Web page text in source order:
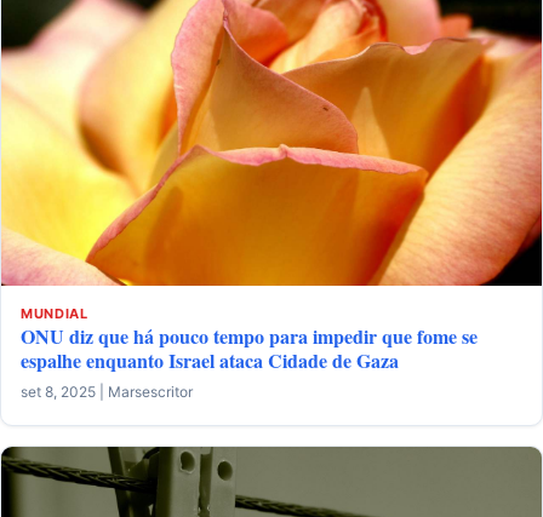
MUNDIAL
ONU diz que há pouco tempo para impedir que fome se
espalhe enquanto Israel ataca Cidade de Gaza
set 8, 2025 | Marsescritor